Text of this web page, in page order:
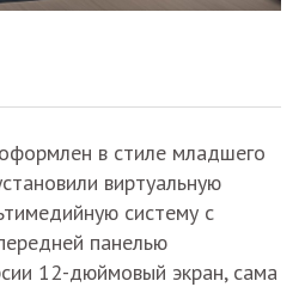
в стиле младшего
виртуальную
систему с
панелью
12-дюймовый экран, сама